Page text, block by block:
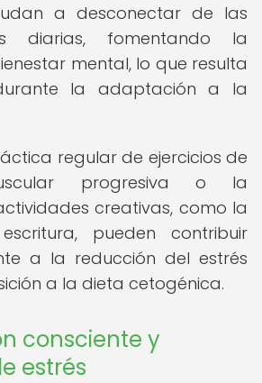
a desconectar de las
diarias, fomentando la
mental, lo que resulta
la adaptación a la
regular de ejercicios de
progresiva o la
creativas, como la
pueden contribuir
a la reducción del estrés
a la dieta cetogénica.
consciente y
estrés